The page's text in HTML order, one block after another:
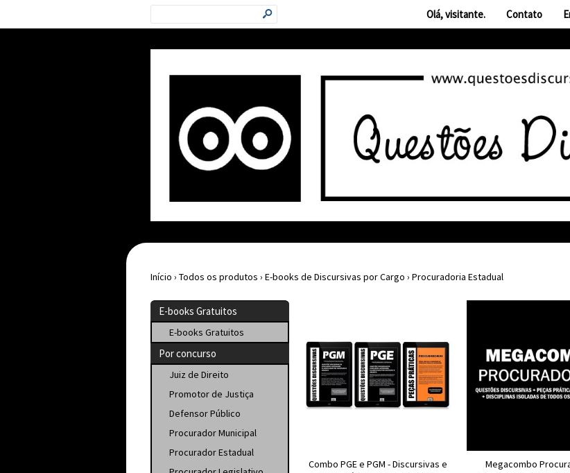
s Olá, visitante. Contato
Início › Todos os produtos › E-books de Discursivas por Cargo › Procuradoria Estadual
E-books Gratuitos
E-books Gratuitos
Por concurso
Juiz de Direito
Promotor de Justiça
Defensor Público
Procurador Municipal
Procurador Estadual
Combo PGE e PGM - Discursivas e
Megacombo